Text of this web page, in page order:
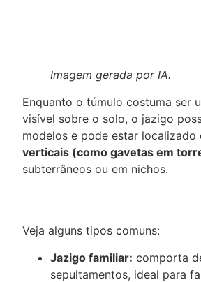
Imagem gerada por IA.
Enquanto o túmulo costuma ser
visível sobre o solo, o jazigo
modelos e pode estar localizado
verticais (como gavetas em
subterrâneos ou em nichos.
Veja alguns tipos comuns:
Jazigo familiar: comporta
sepultamentos, ideal para